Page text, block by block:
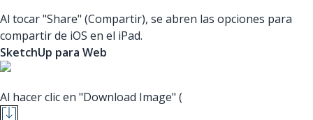
Al tocar "Share" (Compartir), se abren las opciones para
compartir de iOS en el iPad.
SketchUp para Web
Al hacer clic en "Download Image" (